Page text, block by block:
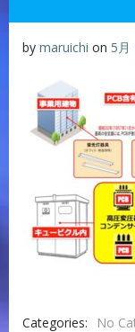
by maruichi on 5月
Categories:
No